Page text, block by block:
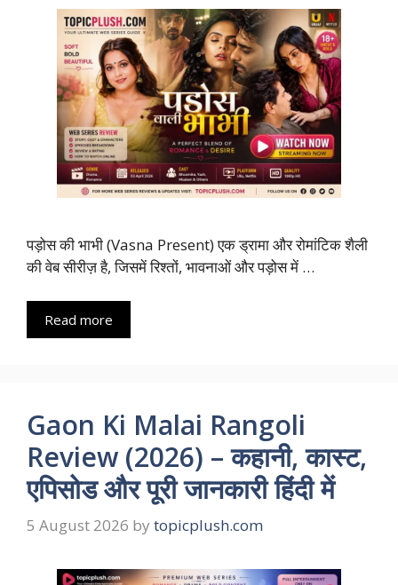
पड़ोस की भाभी (Vasna Present) एक ड्रामा और रोमांटिक शैली
की वेब सीरीज़ है, जिसमें रिश्तों, भावनाओं और पड़ोस में …
Read more
Gaon Ki Malai Rangoli
Review (2026) – कहानी, कास्ट,
एपिसोड और पूरी जानकारी हिंदी में
5 August 2026 by topicplush.com